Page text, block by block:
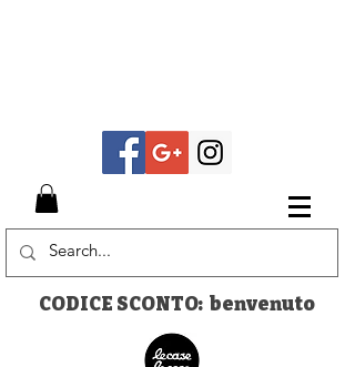
CODICE SCONTO: benvenuto